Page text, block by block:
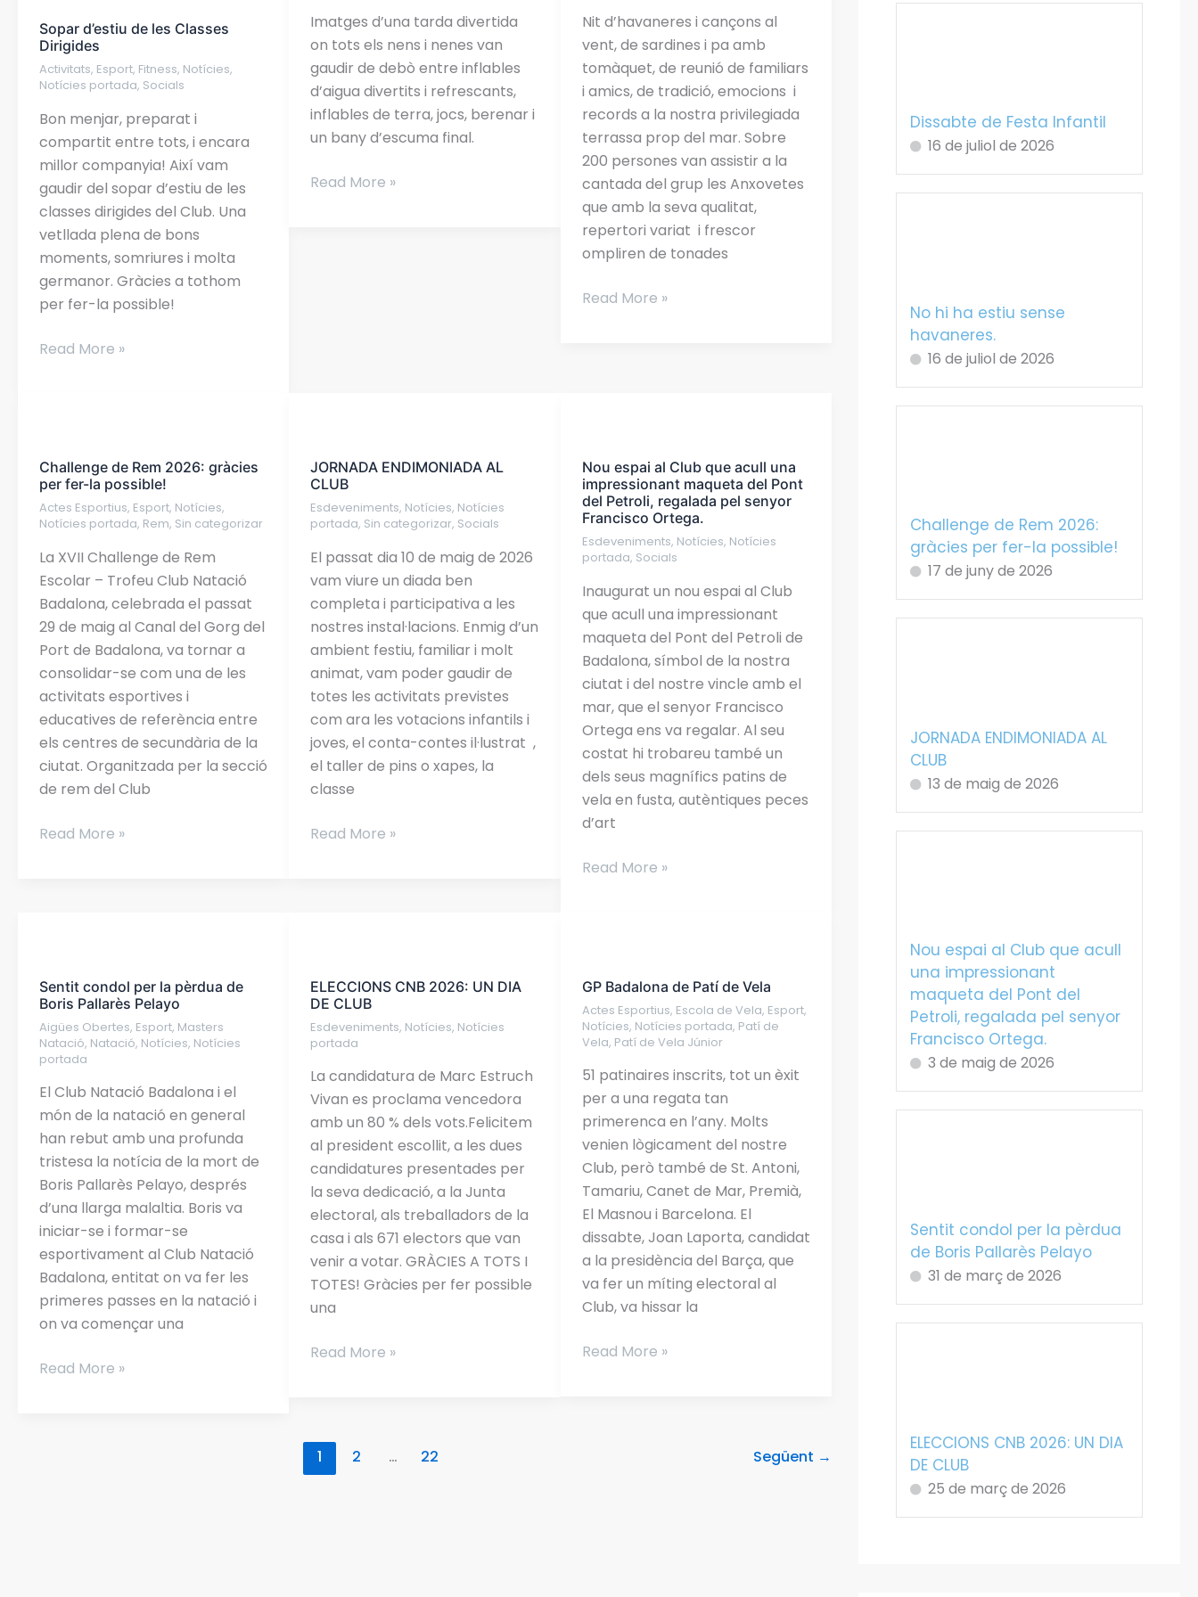
Sopar d’estiu de les Classes
Dirigides
Activitats, Esport, Fitness, Notícies,
Notícies portada, Socials
Bon menjar, preparat i
compartit entre tots, i encara
millor companyia! Així vam
gaudir del sopar d’estiu de les
classes dirigides del Club. Una
vetllada plena de bons
moments, somriures i molta
germanor. Gràcies a tothom
per fer-la possible!
Dirigides
Read More »
Imatges d’una tarda divertida
on tots els nens i nenes van
gaudir de debò entre inflables
d’aigua divertits i refrescants,
inflables de terra, jocs, berenar i
un bany d’escuma final.
Read More »
Nit d’havaneres i cançons al
vent, de sardines i pa amb
tomàquet, de reunió de familiars
i amics, de tradició, emocions i
records a la nostra privilegiada
terrassa prop del mar. Sobre
200 persones van assistir a la
cantada del grup les Anxovetes
que amb la seva qualitat,
repertori variat i frescor
ompliren de tonades
havaneres.
Read More »
Challenge de Rem 2026: gràcies
per fer-la possible!
Actes Esportius, Esport, Notícies,
Notícies portada, Rem, Sin categorizar
La XVII Challenge de Rem
Escolar – Trofeu Club Natació
Badalona, celebrada el passat
29 de maig al Canal del Gorg del
Port de Badalona, va tornar a
consolidar-se com una de les
activitats esportives i
educatives de referència entre
els centres de secundària de la
ciutat. Organitzada per la secció
de rem del Club
Rem
2026:
gràcies
fer-
la
possible!
Read More »
JORNADA ENDIMONIADA AL
CLUB
Esdeveniments, Notícies, Notícies
portada, Sin categorizar, Socials
El passat dia 10 de maig de 2026
vam viure un diada ben
completa i participativa a les
nostres instal·lacions. Enmig d’un
ambient festiu, familiar i molt
animat, vam poder gaudir de
totes les activitats previstes
com ara les votacions infantils i
joves, el conta-contes il·lustrat ,
el taller de pins o xapes, la
classe
AL
CLUB
Read More »
Nou espai al Club que acull una
impressionant maqueta del Pont
del Petroli, regalada pel senyor
Francisco Ortega.
Esdeveniments, Notícies, Notícies
portada, Socials
Inaugurat un nou espai al Club
que acull una impressionant
maqueta del Pont del Petroli de
Badalona, símbol de la nostra
ciutat i del nostre vincle amb el
mar, que el senyor Francisco
Ortega ens va regalar. Al seu
costat hi trobareu també un
dels seus magnífics patins de
vela en fusta, autèntiques peces
d’art
al
Club
que
acull
una
impressionant
maqueta
del
Pont
del
Petroli,
regalada
pel
senyor
Francisco
Ortega.
Read More »
Sentit condol per la pèrdua de
Boris Pallarès Pelayo
Aigües Obertes, Esport, Masters
Natació, Natació, Notícies, Notícies
portada
El Club Natació Badalona i el
món de la natació en general
han rebut amb una profunda
tristesa la notícia de la mort de
Boris Pallarès Pelayo, després
d’una llarga malaltia. Boris va
iniciar-se i formar-se
esportivament al Club Natació
Badalona, entitat on va fer les
primeres passes en la natació i
on va començar una
per
la
pèrdua
de
Boris
Pallarès
Pelayo
Read More »
ELECCIONS CNB 2026: UN DIA
DE CLUB
Esdeveniments, Notícies, Notícies
portada
La candidatura de Marc Estruch
Vivan es proclama vencedora
amb un 80 % dels vots.Felicitem
al president escollit, a les dues
candidatures presentades per
la seva dedicació, a la Junta
electoral, als treballadors de la
casa i als 671 electors que van
venir a votar. GRÀCIES A TOTS I
TOTES! Gràcies per fer possible
una
2026:
UN
DIA
CLUB
Read More »
GP Badalona de Patí de Vela
Actes Esportius, Escola de Vela, Esport,
Notícies, Notícies portada, Patí de
Vela, Patí de Vela Júnior
51 patinaires inscrits, tot un èxit
per a una regata tan
primerenca en l’any. Molts
venien lògicament del nostre
Club, però també de St. Antoni,
Tamariu, Canet de Mar, Premià,
El Masnou i Barcelona. El
dissabte, Joan Laporta, candidat
a la presidència del Barça, que
va fer un míting electoral al
Club, va hissar la
de
Patí
de
Read More »
1 2 … 22 Següent →
Dissabte de Festa Infantil
16 de juliol de 2026
No hi ha estiu sense
havaneres.
16 de juliol de 2026
Challenge de Rem 2026:
gràcies per fer-la possible!
17 de juny de 2026
JORNADA ENDIMONIADA AL
CLUB
13 de maig de 2026
Nou espai al Club que acull
una impressionant
maqueta del Pont del
Petroli, regalada pel senyor
Francisco Ortega.
3 de maig de 2026
Sentit condol per la pèrdua
de Boris Pallarès Pelayo
31 de març de 2026
ELECCIONS CNB 2026: UN DIA
DE CLUB
25 de març de 2026